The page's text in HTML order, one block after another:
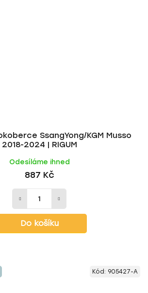
SsangYong/KGM Musso
2018-2024 | RIGUM
Odesíláme ihned
887 Kč
Do košíku
Kód: 905427-A